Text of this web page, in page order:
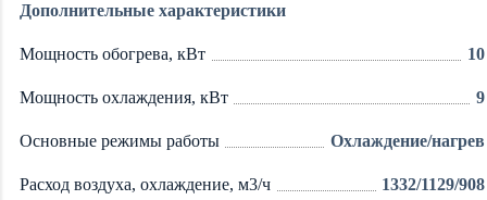
Дополнительные характеристики
Мощность обогрева, кВт 10
Мощность охлаждения, кВт 9
Основные режимы работы Охлаждение/нагрев
Расход воздуха, охлаждение, м3/ч 1332/1129/908